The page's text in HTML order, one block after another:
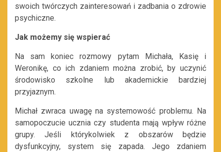
swoich twórczych zainteresowań i zadbania o zdrowie
psychiczne.
Jak możemy się wspierać
Na sam koniec rozmowy pytam Michała, Kasię i
Weronikę, co ich zdaniem można zrobić, by uczynić
środowisko szkolne lub akademickie bardziej
przyjaznym.
Michał zwraca uwagę na systemowość problemu. Na
samopoczucie ucznia czy studenta mają wpływ różne
grupy. Jeśli którykolwiek z obszarów będzie
dysfunkcyjny, system się zapada. Jego zdaniem